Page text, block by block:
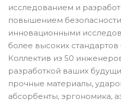
исследованием и
повышением
инновационными
более высоких стандартов
Коллектив из 50
разработкой ваших
прочные материалы,
абсорбенты, эргономика,